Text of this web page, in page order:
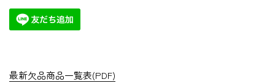
最新欠品商品一覧表(PDF)